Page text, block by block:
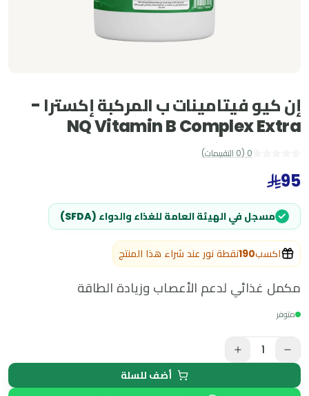
إن كيو فيتامينات ب المركبة إكسترا -
NQ Vitamin B Complex Extra
0
(
0 التقييمات)
95
مسجل في الهيئة العامة للغذاء والدواء (SFDA)
اكسب190نقطة نور عند شراء هذا المنتج
مكمل غذائي لدعم الأعصاب وزيادة الطاقة
متوفر
1
أضف للسلة